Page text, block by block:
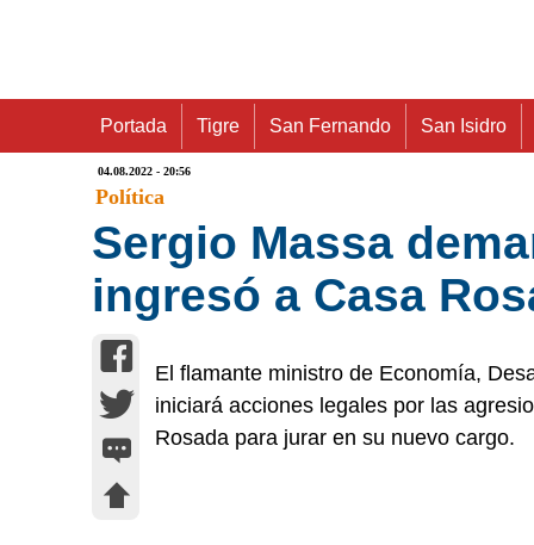
Portada Tigre San Fernando San Isidro
04.08.2022 - 20:56
Política
Sergio Massa
ingresó a Casa
El flamante ministro de Economía,
iniciará acciones legales por las
Rosada para jurar en su nuevo cargo.